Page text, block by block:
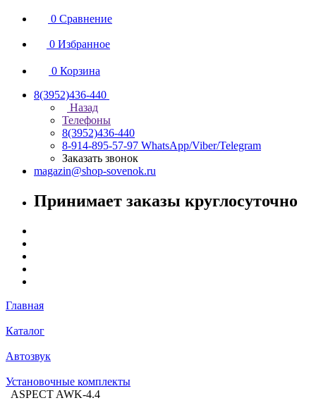
0 Сравнение
0 Избранное
0 Корзина
8(3952)436-440
Назад
Телефоны
8(3952)436-440
8-914-895-57-97 WhatsApp/Viber/Telegram
Заказать звонок
magazin@shop-sovenok.ru
Принимает заказы круглосуточно
Главная
Каталог
Автозвук
Установочные комплекты
ASPECT AWK-4.4